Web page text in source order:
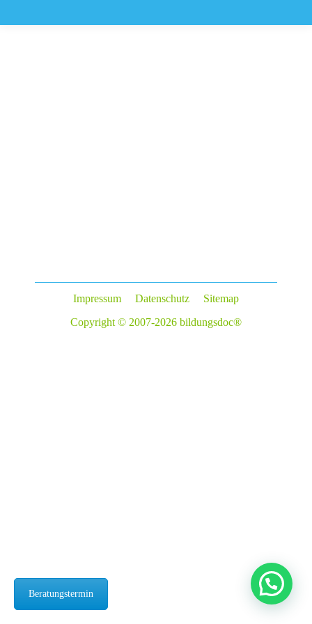
Impressum Datenschutz
Sitemap
Copyright © 2007-2026 bildungsdoc®
Beratungstermin